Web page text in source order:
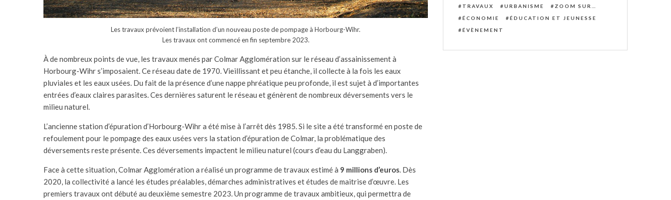
Les travaux prévoient l’installation d’un nouveau poste de pompage à Horbourg-Wihr.
Les travaux ont commencé en fin septembre 2023.
À de nombreux points de vue, les travaux menés par Colmar Agglomération sur le réseau d’assainissement à
Horbourg-Wihr s’imposaient. Ce réseau date de 1970. Vieillissant et peu étanche, il collecte à la fois les eaux
pluviales et les eaux usées. Du fait de la présence d’une nappe phréatique peu profonde, il est sujet à d’importantes
entrées d’eaux claires parasites. Ces dernières saturent le réseau et génèrent de nombreux déversements vers le
milieu naturel.
L’ancienne station d’épuration d’Horbourg-Wihr a été mise à l’arrêt dès 1985. Si le site a été transformé en poste de
refoulement pour le pompage des eaux usées vers la station d’épuration de Colmar, la problématique des
déversements reste présente. Ces déversements impactent le milieu naturel (cours d’eau du Langgraben).
Face à cette situation, Colmar Agglomération a réalisé un programme de travaux estimé à 9 millions d’euros. Dès
2020, la collectivité a lancé les études préalables, démarches administratives et études de maitrise d’œuvre. Les
premiers travaux ont débuté au deuxième semestre 2023. Un programme de travaux ambitieux, qui permettra de
TRAVAUX
URBANISME
ZOOM SUR…
ÉCONOMIE
ÉDUCATION ET JEUNESSE
ÉVÈNEMENT